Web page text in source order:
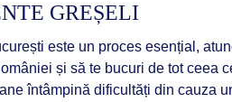
GREȘELI
este un proces esențial,
și să te bucuri de tot ceea
întâmpină dificultăți din cauza